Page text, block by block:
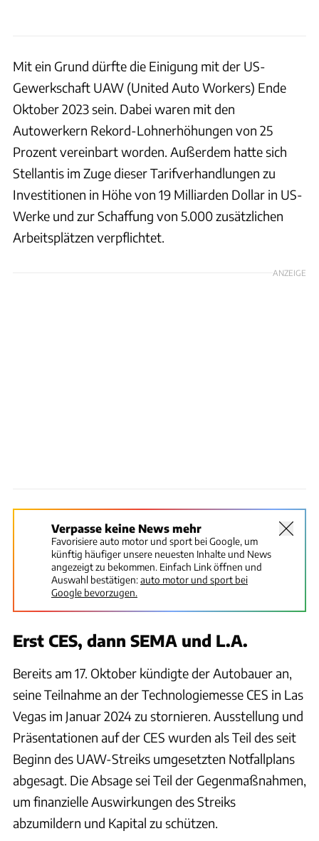
Mit ein Grund dürfte die Einigung mit der US-
Gewerkschaft UAW (United Auto Workers) Ende
Oktober 2023 sein. Dabei waren mit den
Autowerkern Rekord-Lohnerhöhungen von 25
Prozent vereinbart worden. Außerdem hatte sich
Stellantis im Zuge dieser Tarifverhandlungen zu
Investitionen in Höhe von 19 Milliarden Dollar in US-
Werke und zur Schaffung von 5.000 zusätzlichen
Arbeitsplätzen verpflichtet.
ANZEIGE
Verpasse keine News mehr
Favorisiere auto motor und sport bei Google, um
künftig häufiger unsere neuesten Inhalte und News
angezeigt zu bekommen. Einfach Link öffnen und
Auswahl bestätigen:auto motor und sport bei
Google bevorzugen.
Erst CES, dann SEMA und L.A.
Bereits am 17. Oktober kündigte der Autobauer an,
seine Teilnahme an der Technologiemesse CES in Las
Vegas im Januar 2024 zu stornieren. Ausstellung und
Präsentationen auf der CES wurden als Teil des seit
Beginn des UAW-Streiks umgesetzten Notfallplans
abgesagt. Die Absage sei Teil der Gegenmaßnahmen,
um finanzielle Auswirkungen des Streiks
abzumildern und Kapital zu schützen.